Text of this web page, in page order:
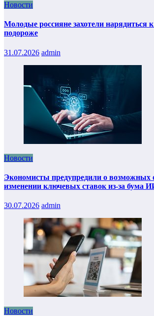
Новости
Молодые россияне захотели нарядиться
подороже
31.07.2026 admin
Новости
Экономисты предупредили о возможных
изменении ключевых ставок из-за бума
30.07.2026 admin
Новости